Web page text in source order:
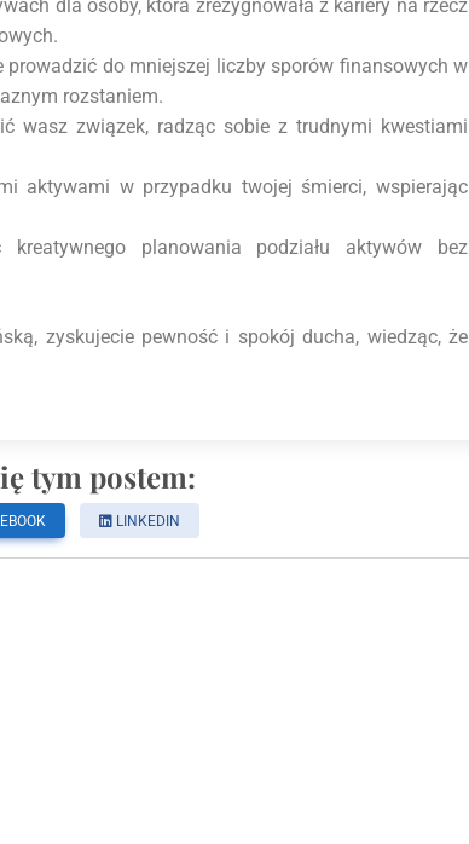
dla osoby, która zrezygnowała z kariery na rzecz
prowadzić do mniejszej liczby sporów finansowych w
rozstaniem.
wasz związek, radząc sobie z trudnymi kwestiami
aktywami w przypadku twojej śmierci, wspierając
planowania podziału aktywów bez
zyskujecie pewność i spokój ducha, wiedząc, że
tym postem:
LINKEDIN